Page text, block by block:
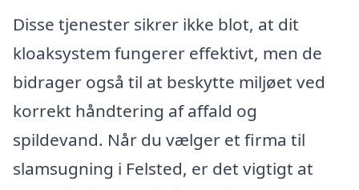
Disse tjenester sikrer ikke blot, at dit
kloaksystem fungerer effektivt, men de
bidrager også til at beskytte miljøet ved
korrekt håndtering af affald og
spildevand. Når du vælger et firma til
slamsugning i Felsted, er det vigtigt at